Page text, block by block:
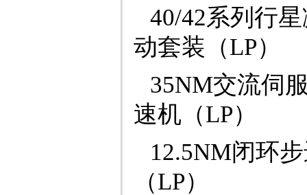
40/42系列行
动套装（LP）
35NM交流伺
速机（LP）
12.5NM闭环
（LP）